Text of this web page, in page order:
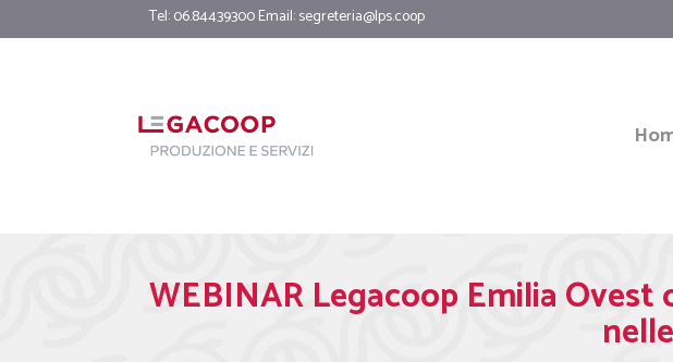
Tel: 06.84439300 Email:segreteria@lps.coop
WEBINAR Legacoop Emilia Ovest